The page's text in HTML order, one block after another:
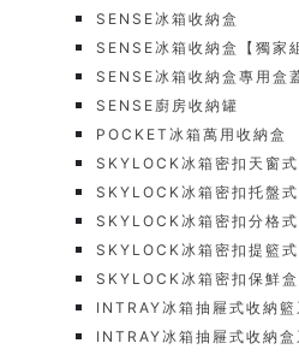
SENSE冰箱收納盒
SENSE冰箱收納盒【獨家
SENSE冰箱收納盒專用盒
SENSE廚房收納罐
POCKET冰箱萬用收納盒
SKYLOCK冰箱密扣天窗
SKYLOCK冰箱密扣托盤
SKYLOCK冰箱密扣分格
SKYLOCK冰箱密扣提籃
SKYLOCK冰箱密扣保鮮
INTRAY冰箱抽屜式收納籃
INTRAY冰箱抽屜式收納盒